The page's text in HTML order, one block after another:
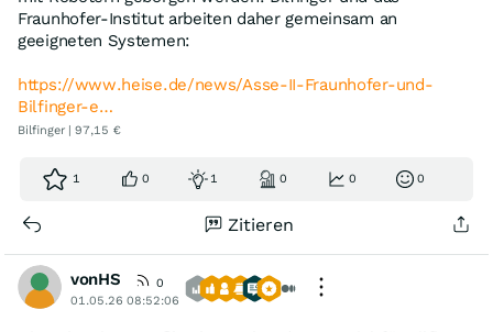
Fraunhofer-Institut arbeiten daher gemeinsam an
geeigneten Systemen:
https://www.heise.de/news/Asse-II-Fraunhofer-und-
Bilfinger-e…
Bilfinger | 97,15 €
1 0 1 0 0 0
Zitieren
vonHS
0
01.05.26 08:52:06